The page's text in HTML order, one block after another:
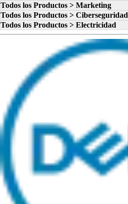
Todos los Productos > Marketing
Todos los Productos > Ciberseguridad
Todos los Productos > Electricidad